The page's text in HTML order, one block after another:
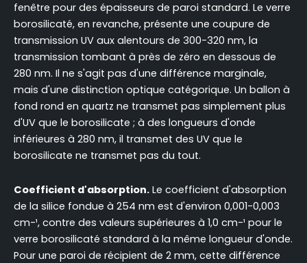
fenêtre pour des épaisseurs de paroi standard. Le verre
borosilicaté, en revanche, présente une coupure de
transmission UV aux alentours de 300-320 nm, la
transmission tombant à près de zéro en dessous de
280 nm. Il ne s'agit pas d'une différence marginale,
mais d'une distinction optique catégorique. Un ballon à
fond rond en quartz ne transmet pas simplement plus
d'UV que le borosilicate ; à des longueurs d'onde
inférieures à 280 nm, il transmet des UV que le
borosilicate ne transmet pas du tout.
Coefficient d'absorption. Le coefficient d'absorption
de la silice fondue à 254 nm est d'environ 0,001-0,003
cm-¹, contre des valeurs supérieures à 1,0 cm-¹ pour le
verre borosilicaté standard à la même longueur d'onde.
Pour une paroi de récipient de 2 mm, cette différence